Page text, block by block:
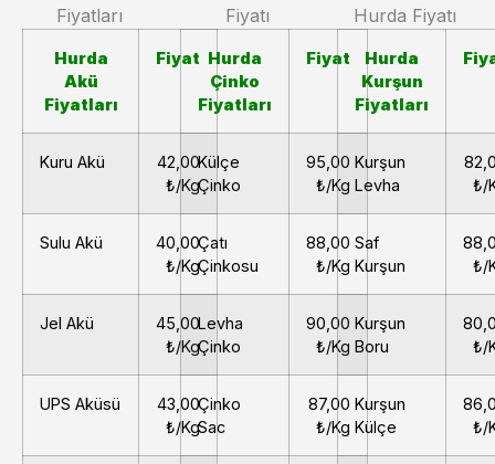
Hurda
Akü
Fiyatları
Fiyat
Kuru Akü
42,00
₺/Kg
Sulu Akü
40,00
₺/Kg
Jel Akü
45,00
₺/Kg
UPS Aküsü
43,00
₺/Kg
Hurda
Çinko
Fiyatları
Fiyat
Külçe
Çinko
95,00
₺/Kg
Çatı
Çinkosu
88,00
₺/Kg
Levha
Çinko
90,00
₺/Kg
Çinko
Sac
87,00
₺/Kg
Hurda
Kurşun
Fiyatları
Kurşun
Levha
₺/
Saf
Kurşun
₺/
Kurşun
Boru
₺/
Kurşun
Külçe
₺/